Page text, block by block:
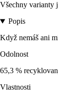
Všechny varianty
Popis
Když nemáš ani
Odolnost
65,3 %
Vlastnosti